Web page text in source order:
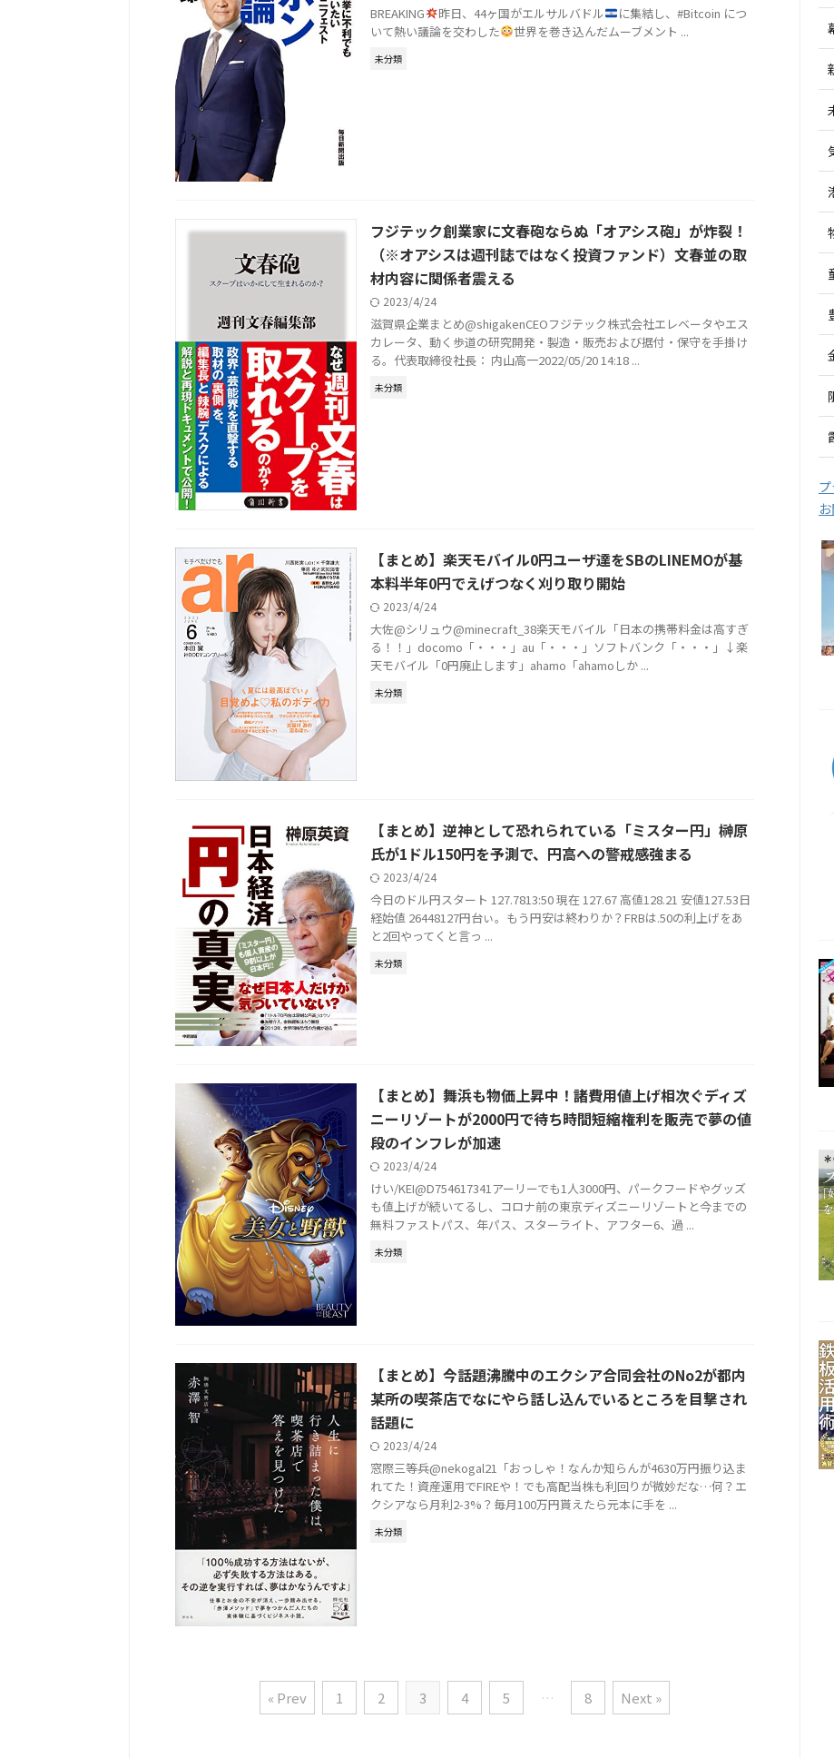
BREAKING 昨日、44ヶ国がエルサルバドル
に集結し、#Bitcoin につ
いて熱い議論を交わした
世界を巻き込んだムーブメント ...
未分類
フジテック創業家に文春砲ならぬ「オアシス砲」が炸裂！
（※オアシスは週刊誌ではなく投資ファンド）文春並の取
材内容に関係者震える
2023/4/24
滋賀県企業まとめ@shigakenCEOフジテック株式会社エレベータやエス
カレータ、動く歩道の研究開発・製造・販売および据付・保守を手掛け
る。代表取締役社長： 内山高一2022/05/20 14:18 ...
未分類
【まとめ】楽天モバイル0円ユーザ達をSBのLINEMOが基
本料半年0円でえげつなく刈り取り開始
2023/4/24
大佐@シリュウ@minecraft_38楽天モバイル「日本の携帯料金は高すぎ
る！！」docomo「・・・」au「・・・」ソフトバンク「・・・」↓楽
天モバイル「0円廃止します」ahamo「ahamoしか ...
未分類
【まとめ】逆神として恐れられている「ミスター円」榊原
氏が1ドル150円を予測で、円高への警戒感強まる
2023/4/24
今日のドル円スタート 127.7813:50 現在 127.67 高値128.21 安値127.53日
経始値 26448127円台ぃ。もう円安は終わりか？FRBは.50の利上げをあ
と2回やってくと言っ ...
未分類
【まとめ】舞浜も物価上昇中！諸費用値上げ相次ぐディズ
ニーリゾートが2000円で待ち時間短縮権利を販売で夢の値
段のインフレが加速
2023/4/24
けい/KEI@D754617341アーリーでも1人3000円、パークフードやグッズ
も値上げが続いてるし、コロナ前の東京ディズニーリゾートと今までの
無料ファストパス、年パス、スターライト、アフター6、過 ...
未分類
【まとめ】今話題沸騰中のエクシア合同会社のNo2が都内
某所の喫茶店でなにやら話し込んでいるところを目撃され
話題に
2023/4/24
窓際三等兵@nekogal21「おっしゃ！なんか知らんが4630万円振り込ま
れてた！資産運用でFIREや！でも高配当株も利回りが微妙だな…何？エ
クシアなら月利2-3%？毎月100万円貰えたら元本に手を ...
未分類
« Prev 1 2 3 4 5 … 8 Next »